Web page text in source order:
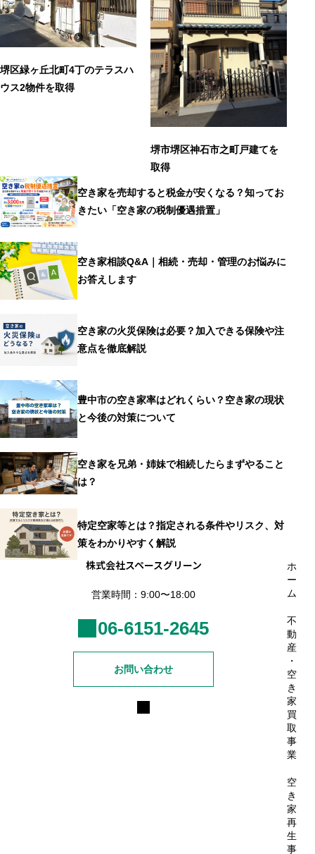
堺区緑ヶ丘北町4丁のテラスハ
ウス2物件を取得
堺市堺区神石市之町戸建てを
取得
空き家を売却すると税金が安くなる？知ってお
きたい「空き家の税制優遇措置」
空き家相談Q&A｜相続・売却・管理のお悩みに
お答えします
空き家の火災保険は必要？加入できる保険や注
意点を徹底解説
豊中市の空き家率はどれくらい？空き家の現状
と今後の対策について
空き家を兄弟・姉妹で相続したらまずやること
は？
特定空家等とは？指定される条件やリスク、対
策をわかりやすく解説
株式会社スペースグリーン
営業時間：9:00〜18:00
06-6151-2645
お問い合わせ
ホ
ー
ム
不
動
産
・
空
き
家
買
取
事
業
空
き
家
再
生
事